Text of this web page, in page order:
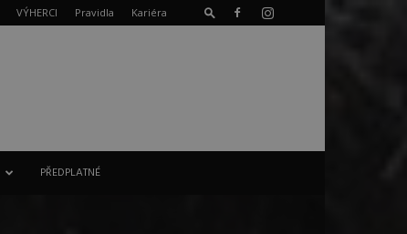
VÝHERCI Pravidla Kariéra
PŘEDPLATNÉ